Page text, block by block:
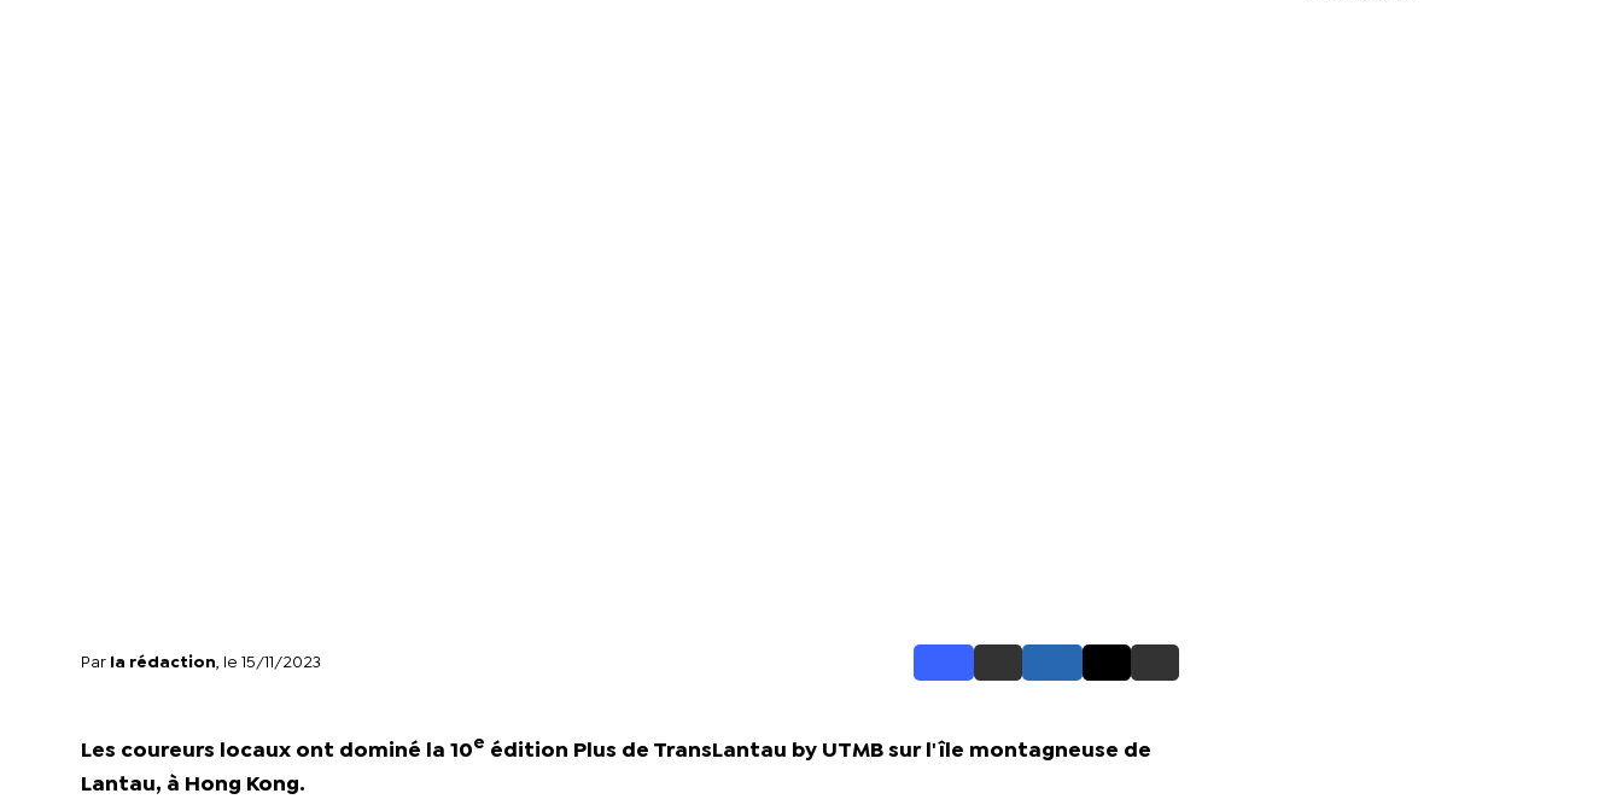
Par la rédaction , le 15/11/2023
Les coureurs locaux ont dominé la 10e édition Plus de TransLantau by UTMB sur l'île montagneuse de
Lantau, à Hong Kong.